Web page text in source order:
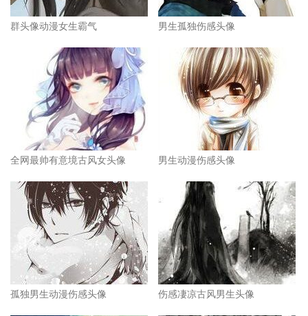
群头像动漫女生霸气 男生孤独伤感头像
全网最帅有意境古风女头像 男生动漫伤感头像
孤独男生动漫伤感头像 伤感凄凉古风男生头像